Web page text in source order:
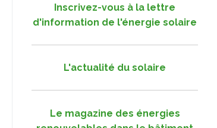
Inscrivez-vous à la lettre
d'information de l'énergie solaire
L'actualité du solaire
Le magazine des énergies